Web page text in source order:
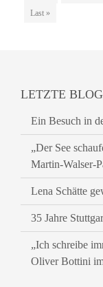
Last »
LETZTE
Ein Besuch in
„Der See
Martin-Walser-
Lena Schätte
35 Jahre
„Ich schreibe
Oliver Bottini